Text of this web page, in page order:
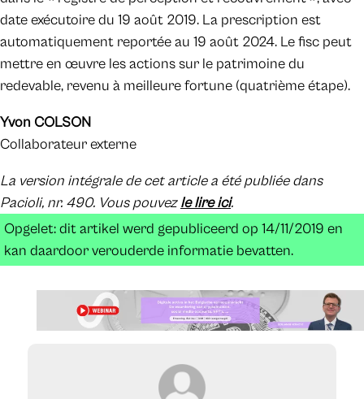
date exécutoire du 19 août 2019. La prescription est
automatiquement reportée au 19 août 2024. Le fisc peut
mettre en œuvre les actions sur le patrimoine du
redevable, revenu à meilleure fortune (quatrième étape).
Yvon COLSON
Collaborateur externe
La version intégrale de cet article a été publiée dans
Pacioli, nr. 490. Vous pouvezle lire ici.
Opgelet: dit artikel werd gepubliceerd op 14/11/2019 en
kan daardoor verouderde informatie bevatten.